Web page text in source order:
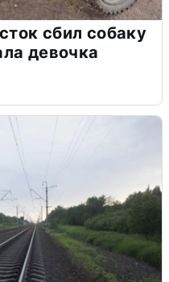
сбил собаку
девочка